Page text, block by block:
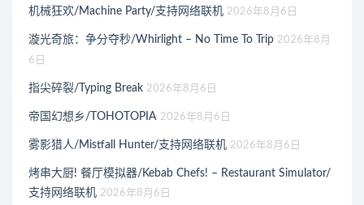
机械狂欢/Machine Party/支持网络联机 2026年8月6日
漩光奇旅：争分夺秒/Whirlight – No Time To Trip 2026年8月
6日
指尖碎裂/Typing Break 2026年8月6日
帝国幻想乡/TOHOTOPIA 2026年8月6日
雾影猎人/Mistfall Hunter/支持网络联机 2026年8月6日
烤串大厨! 餐厅模拟器/Kebab Chefs! – Restaurant Simulator/
支持网络联机 2026年8月6日